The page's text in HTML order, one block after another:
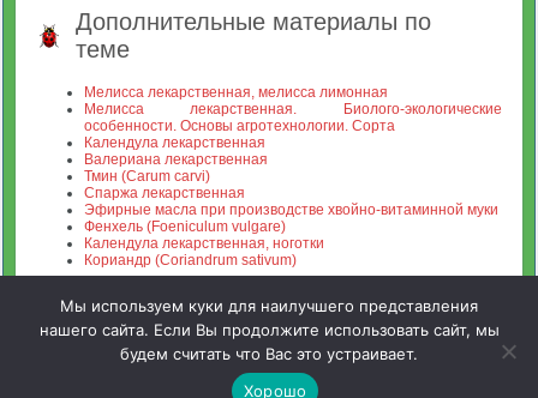
Дополнительные материалы по
теме
Мелисса лекарственная, мелисса лимонная
Мелисса лекарственная. Биолого-экологические
особенности. Основы агротехнологии. Сорта
Календула лекарственная
Валериана лекарственная
Тмин (Carum carvi)
Спаржа лекарственная
Эфирные масла при производстве хвойно-витаминной муки
Фенхель (Foeniculum vulgare)
Календула лекарственная, ноготки
Кориандр (Coriandrum sativum)
Зооинженерный факультет МСХА. Неофициальный сайт
Мы используем куки для наилучшего представления
нашего сайта. Если Вы продолжите использовать сайт, мы
будем считать что Вас это устраивает.
Хорошо